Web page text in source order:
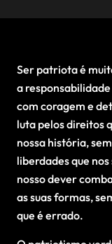
Ser patriota é
a
com coragem e
luta pelos direitos
nossa história,
liberdades que
nosso dever
as suas formas,
que é errado.